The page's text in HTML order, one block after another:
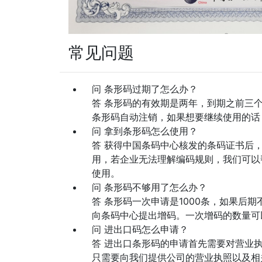
常见问题
问 条形码过期了怎么办？
答 条形码的有效期是两年，到期之前三
条形码自动注销，如果想要继续使用的
问 拿到条形码怎么使用？
答 获得中国条码中心核发的条码证书后
用，若企业无法理解编码规则，我们可
使用。
问 条形码不够用了怎么办？
答 条形码一次申请是1000条，如果后期
向条码中心提出增码。一次增码的数量
问 进出口码怎么申请？
答 进出口条形码的申请首先需要对营业
只需要向我们提供公司的营业执照以及